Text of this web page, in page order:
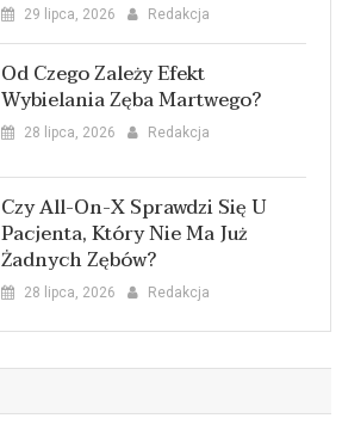
29 lipca, 2026 Redakcja
Od Czego Zależy Efekt
Wybielania Zęba Martwego?
28 lipca, 2026 Redakcja
Czy All-On-X Sprawdzi Się U
Pacjenta, Który Nie Ma Już
Żadnych Zębów?
28 lipca, 2026 Redakcja